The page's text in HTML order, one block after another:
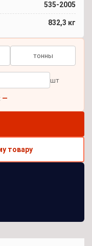
535-2005
832,3 кг
тонны
шт
—
товару